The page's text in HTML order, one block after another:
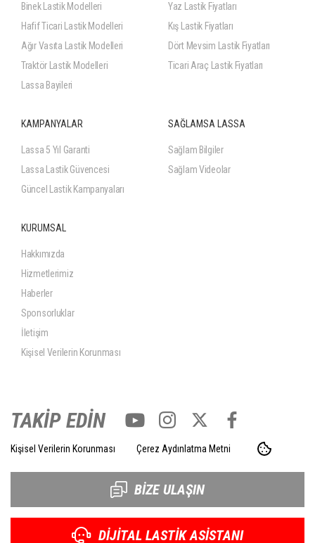
Binek Lastik Modelleri
Hafif Ticari Lastik Modelleri
Ağır Vasıta Lastik Modelleri
Traktör Lastik Modelleri
Lassa Bayileri
Yaz Lastik Fiyatları
Kış Lastik Fiyatları
Dört Mevsim Lastik Fiyatları
Ticari Araç Lastik Fiyatları
KAMPANYALAR
Lassa 5 Yıl Garanti
Lassa Lastik Güvencesi
Güncel Lastik Kampanyaları
SAĞLAMSA LASSA
Sağlam Bilgiler
Sağlam Videolar
KURUMSAL
Hakkımızda
Hizmetlerimiz
Haberler
Sponsorluklar
İletişim
Kişisel Verilerin Korunması
TAKİP EDİN
Kişisel Verilerin Korunması Çerez Aydınlatma Metni
BİZE ULAŞIN
DİJİTAL LASTİK ASİSTANI